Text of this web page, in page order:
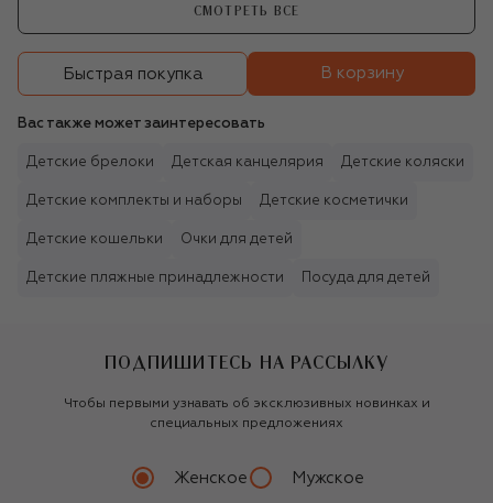
СМОТРЕТЬ ВСЕ
Быстрая покупка В корзину
Вас также может заинтересовать
Детские брелоки Детская канцелярия Детские коляски
Детские комплекты и наборы Детские косметички
Детские кошельки Очки для детей
Детские пляжные принадлежности Посуда для детей
ПОДПИШИТЕСЬ НА РАССЫЛКУ
Чтобы первыми узнавать об эксклюзивных новинках и
специальных предложениях
Женское Мужское